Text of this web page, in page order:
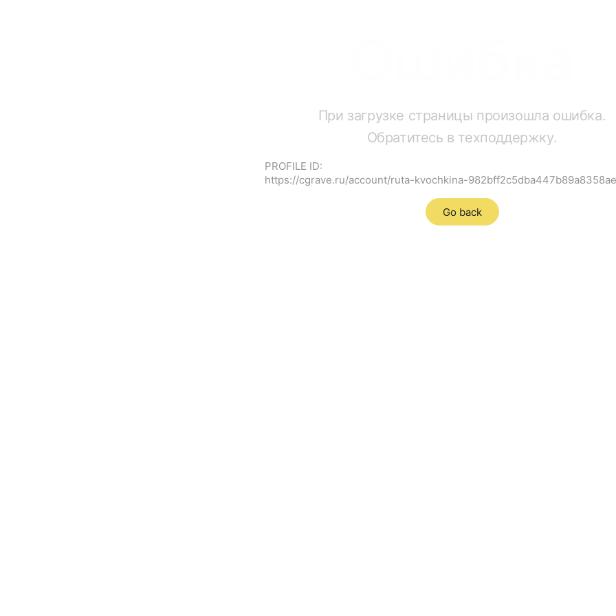
При загрузке страницы произошла ошибка.
Обратитесь в техподдержку.
PROFILE ID:
https://cgrave.ru/account/ruta-kvochkina-
Go back